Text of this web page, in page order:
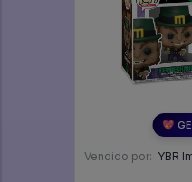
💖
Vendido por: YBR